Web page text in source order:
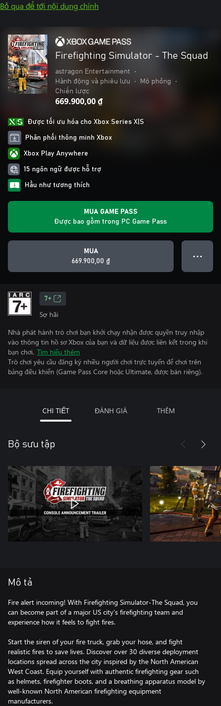
Bỏ qua để tới nội dung chính
Firefighting Simulator - The Squad
astragon Entertainment
•
Hành động và phiêu lưu
• Mô phỏng
•
Chiến lược
669.900,00 ₫
Được tối ưu hóa cho Xbox Series X|S
Phân phối thông minh Xbox
Xbox Play Anywhere
15 ngôn ngữ được hỗ trợ
Hầu như tương thích
MUA GAME PASS
Được bao gồm trong PC Game Pass
MUA
669.900,00 ₫
● ● ●
7+
Sợ hãi
Nhà phát hành trò chơi bạn khởi chạy nhận được quyền truy nhập
vào thông tin hồ sơ Xbox của bạn và dữ liệu được liên kết trong khi
bạn chơi. Tìm hiểu thêm
Trò chơi yêu cầu đăng ký nhiều người chơi trực tuyến để chơi trên
bảng điều khiển (Game Pass Core hoặc Ultimate, được bán riêng).
CHI TIẾT ĐÁNH GIÁ THÊM
Bộ sưu tập
Mô tả
Fire alert incoming! With Firefighting Simulator-The Squad, you
can become part of a major US city's firefighting team and
experience how it feels to fight fires.
Start the siren of your fire truck, grab your hose, and fight
realistic fires to save lives. Discover over 30 diverse deployment
locations spread across the city inspired by the North American
West Coast. Equip yourself with authentic firefighting gear such
as helmets, firefighter boots, and a breathing apparatus model by
well-known North American firefighting equipment
manufacturers.